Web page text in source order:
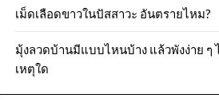
เม็ดเลือดขาวในปัสสาวะ อันตรายไหม?
มุ้งลวดบ้านมีแบบไหนบ้าง แล้วพังง่าย ๆ
เหตุใด